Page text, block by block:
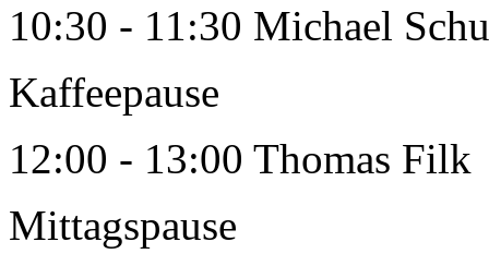
10:30 - 11:30 Michael
Kaffeepause
12:00 - 13:00 Thomas Filk
Mittagspause